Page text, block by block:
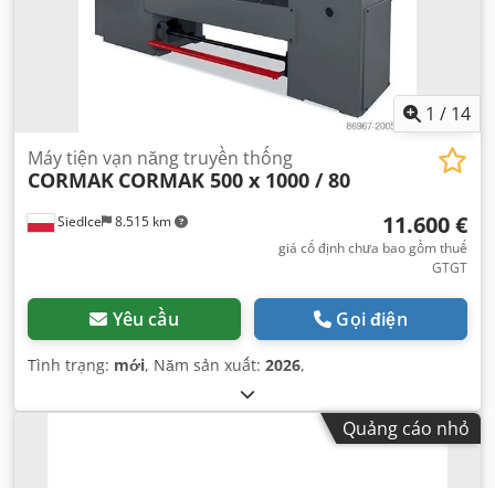
1 / 14
Siedlce 8.515 km
Máy tiện vạn năng truyền thống
CORMAK CORMAK 500 x 1000 / 80
11.600 €
giá cố định chưa bao gồm thuế
GTGT
Yêu cầu Gọi điện
Tình trạng: mới, Năm sản xuất: 2026,
Quảng cáo nhỏ